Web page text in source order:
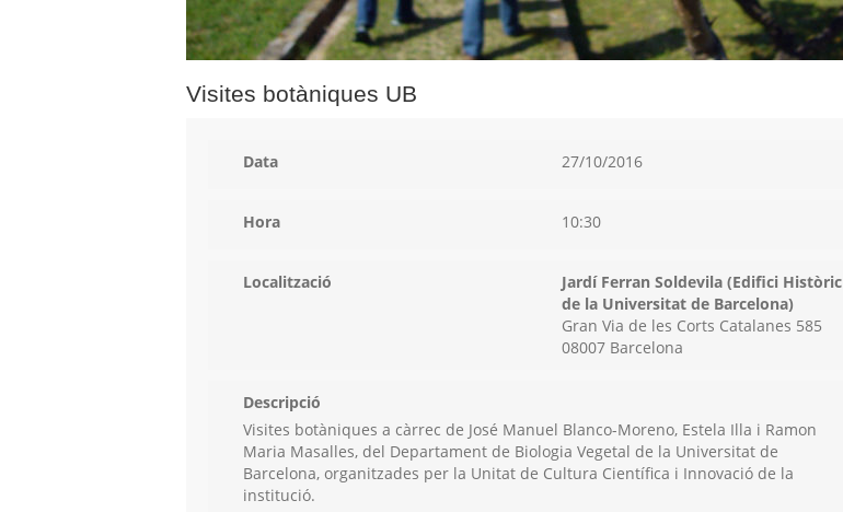
Visites botàniques UB
Data 27/10/2016
Hora 10:30
Localització
Jardí Ferran Soldevila (Edifici Històric
de la Universitat de Barcelona)
Gran Via de les Corts Catalanes 585
08007 Barcelona
Descripció
Visites botàniques a càrrec de José Manuel Blanco-Moreno, Estela Illa i Ramon
Maria Masalles, del Departament de Biologia Vegetal de la Universitat de
Barcelona, organitzades per la Unitat de Cultura Científica i Innovació de la
institució.